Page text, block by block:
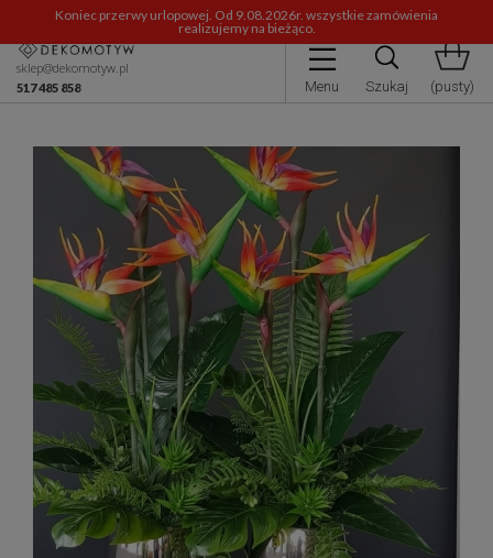
Koniec przerwy urlopowej. Od 9.08.2026r. wszystkie zamówienia
realizujemy na bieżąco.
Menu Szukaj (pusty)
sklep@dekomotyw.pl
517 485 858